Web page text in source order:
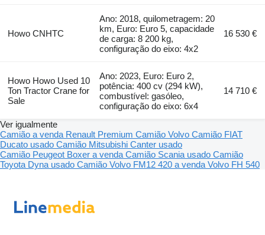
Howo CNHTC
Ano: 2018, quilometragem: 20
km, Euro: Euro 5, capacidade
de carga: 8 200 kg,
configuração do eixo: 4x2
16 530 €
Howo Howo Used 10
Ton Tractor Crane for
Sale
Ano: 2023, Euro: Euro 2,
potência: 400 cv (294 kW),
combustível: gasóleo,
configuração do eixo: 6x4
14 710 €
Ver igualmente
Camião a venda Renault Premium Camião Volvo Camião FIAT
Ducato usado Camião Mitsubishi Canter usado
Camião Peugeot Boxer a venda Camião Scania usado Camião
Toyota Dyna usado Camião Volvo FM12 420 a venda Volvo FH 540